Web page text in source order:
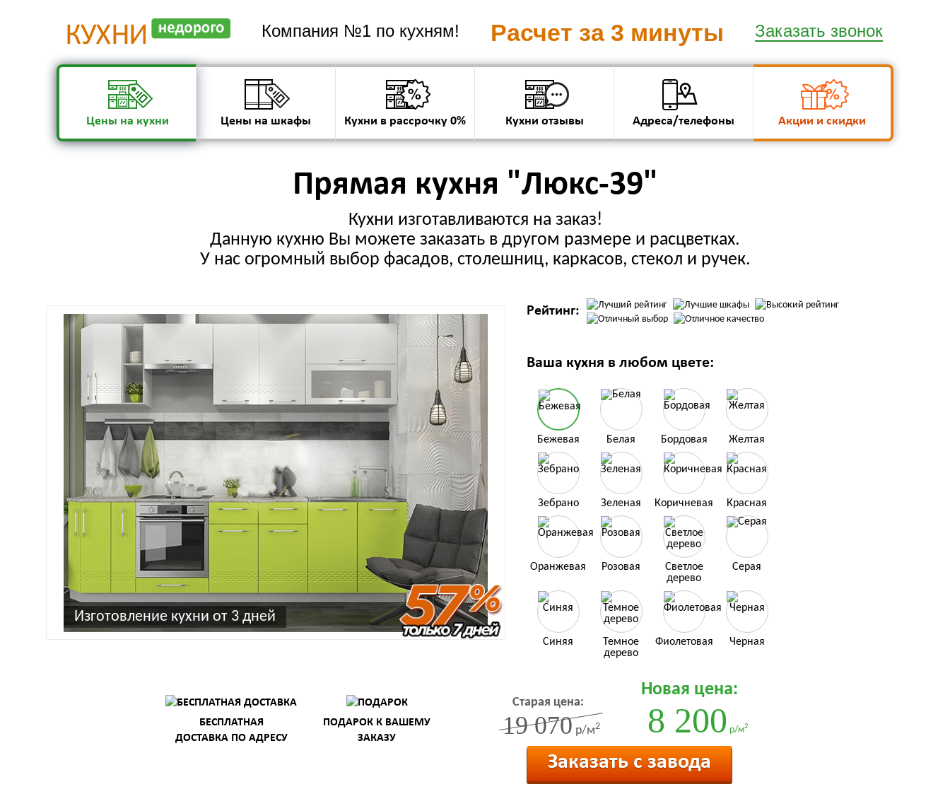
Компания №1 по кухням! Расчет за 3 минуты Заказать звонок
Цены на кухни Цены на шкафы Кухни в рассрочку 0% Кухни отзывы Адреса/телефоны Акции и скидки
Прямая кухня "Люкс-39"
Кухни изготавливаются на заказ!
Данную кухню Вы можете заказать в другом размере и расцветках.
У нас огромный выбор фасадов, столешниц, каркасов, стекол и ручек.
Изготовление кухни от 3 дней
Рейтинг:
Ваша кухня в любом цвете:
Бежевая Белая Бордовая Желтая
Зебрано Зеленая Коричневая Красная
Оранжевая Розовая
Светлое
дерево
Серая
Синяя
Темное
дерево
Фиолетовая Черная
БЕСПЛАТНАЯ
ДОСТАВКА ПО АДРЕСУ
ПОДАРОК К ВАШЕМУ
ЗАКАЗУ
Старая цена:
19 070 р/м2
Новая цена:
8 200 р/м2
Заказать с завода